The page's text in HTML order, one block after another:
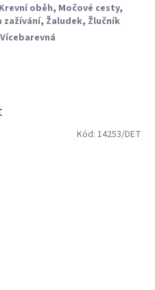
Krevní oběh, Močové cesty,
zažívání, Žaludek, Žlučník
Vícebarevná
Kód: 14253/DET